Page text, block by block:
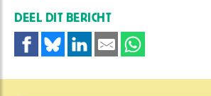
DEEL DIT BERICHT